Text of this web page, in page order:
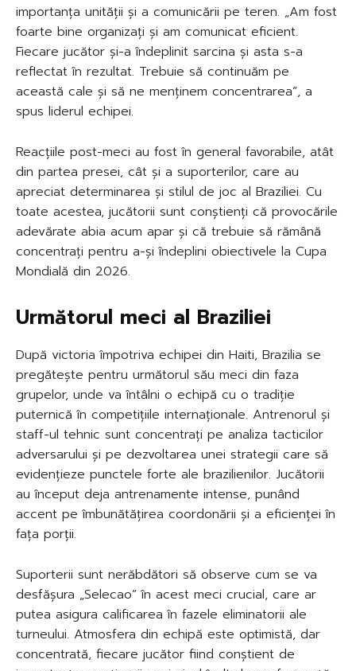
importanța unității și a comunicării pe teren. „Am fost
foarte bine organizați și am comunicat eficient.
Fiecare jucător și-a îndeplinit sarcina și asta s-a
reflectat în rezultat. Trebuie să continuăm pe
această cale și să ne menținem concentrarea”, a
spus liderul echipei.
Reacțiile post-meci au fost în general favorabile, atât
din partea presei, cât și a suporterilor, care au
apreciat determinarea și stilul de joc al Braziliei. Cu
toate acestea, jucătorii sunt conștienți că provocările
adevărate abia acum apar și că trebuie să rămână
concentrați pentru a-și îndeplini obiectivele la Cupa
Mondială din 2026.
Următorul meci al Braziliei
După victoria împotriva echipei din Haiti, Brazilia se
pregătește pentru următorul său meci din faza
grupelor, unde va întâlni o echipă cu o tradiție
puternică în competițiile internaționale. Antrenorul și
staff-ul tehnic sunt concentrați pe analiza tacticilor
adversarului și pe dezvoltarea unei strategii care să
evidențieze punctele forte ale brazilienilor. Jucătorii
au început deja antrenamente intense, punând
accent pe îmbunătățirea coordonării și a eficienței în
fața porții.
Suporterii sunt nerăbdători să observe cum se va
desfășura „Selecao” în acest meci crucial, care ar
putea asigura calificarea în fazele eliminatorii ale
turneului. Atmosfera din echipă este optimistă, dar
concentrată, fiecare jucător fiind conștient de